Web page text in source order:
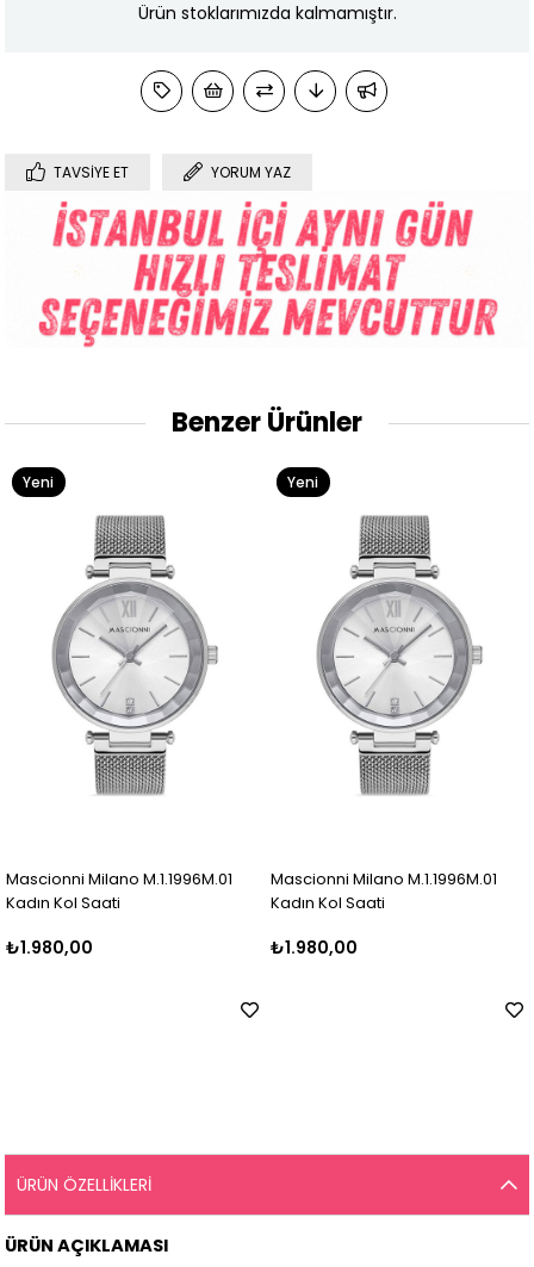
Ürün stoklarımızda kalmamıştır.
TAVSIYE ET YORUM YAZ
Benzer Ürünler
Mascionni Milano M.1.1996M.01
Kadın Kol Saati
₺1.980,00
Yeni
Mascionni Milano M.1.1996M.01
Kadın Kol Saati
₺1.980,00
Yeni
ÜRÜN ÖZELLIKLERI
ÜRÜN AÇIKLAMASI